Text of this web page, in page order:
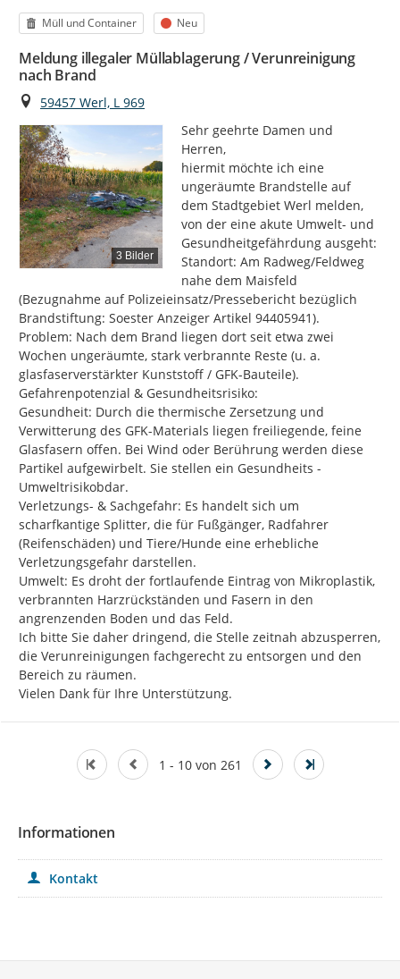
Kategorie
Müll und Container Status
Neu
Meldung illegaler Müllablagerung / Verunreinigung
nach Brand
Ort
59457 Werl, L 969
3 Bilder
Sehr geehrte Damen und
Herren,
hiermit möchte ich eine
ungeräumte Brandstelle auf
dem Stadtgebiet Werl melden,
von der eine akute Umwelt- und
Gesundheitgefährdung ausgeht:
Standort: Am Radweg/Feldweg
nahe dem Maisfeld
(Bezugnahme auf Polizeieinsatz/Pressebericht bezüglich
Brandstiftung: Soester Anzeiger Artikel 94405941).
Problem: Nach dem Brand liegen dort seit etwa zwei
Wochen ungeräumte, stark verbrannte Reste (u. a.
glasfaserverstärkter Kunststoff / GFK-Bauteile).
Gefahrenpotenzial & Gesundheitsrisiko:
Gesundheit: Durch die thermische Zersetzung und
Verwitterung des GFK-Materials liegen freiliegende, feine
Glasfasern offen. Bei Wind oder Berührung werden diese
Partikel aufgewirbelt. Sie stellen ein Gesundheits -
Umweltrisikobdar.
Verletzungs- & Sachgefahr: Es handelt sich um
scharfkantige Splitter, die für Fußgänger, Radfahrer
(Reifenschäden) und Tiere/Hunde eine erhebliche
Verletzungsgefahr darstellen.
Umwelt: Es droht der fortlaufende Eintrag von Mikroplastik,
verbrannten Harzrückständen und Fasern in den
angrenzenden Boden und das Feld.
Ich bitte Sie daher dringend, die Stelle zeitnah abzusperren,
die Verunreinigungen fachgerecht zu entsorgen und den
Bereich zu räumen.
Vielen Dank für Ihre Unterstützung.
1 - 10 von 261
Informationen
Kontakt